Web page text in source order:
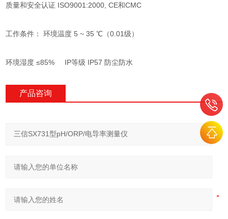
质量和安全认证 ISO9001:2000, CE和CMC
工作条件： 环境温度 5 ~ 35 ℃（0.01级）
环境湿度 ≤85% IP等级 IP57 防尘防水
产品咨询